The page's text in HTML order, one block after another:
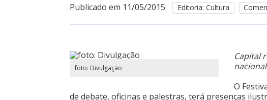
Publicado em 11/05/2015 Editoria: Cultura
foto: Divulgação
Capital
O
de debate, oficinas e palestras, terá presenças